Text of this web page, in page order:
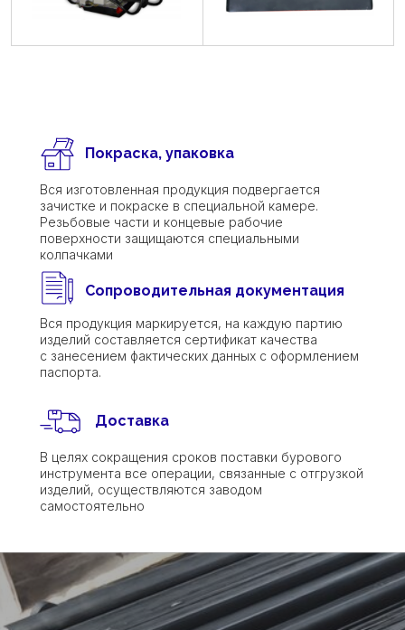
Покраска, упаковка
Вся изготовленная продукция подвергается
зачистке и покраске в специальной камере.
Резьбовые части и концевые рабочие
поверхности защищаются специальными
колпачками
Сопроводительная документация
Вся продукция маркируется, на каждую партию
изделий составляется сертификат качества
с занесением фактических данных с оформлением
паспорта.
Доставка
В целях сокращения сроков поставки бурового
инструмента все операции, связанные с отгрузкой
изделий, осуществляются заводом
самостоятельно